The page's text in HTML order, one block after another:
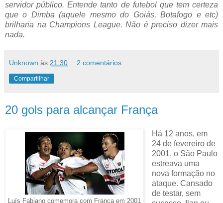
servidor público. Entende tanto de futebol que tem certeza
que o Dimba (aquele mesmo do Goiás, Botafogo e etc)
brilharia na Champions League. Não é preciso dizer mais
nada.
Unknown às 21:30 2 comentários:
Compartilhar
20 gols para alcançar França
Luís Fabiano comemora com França em 2001
Há 12 anos, em
24 de fevereiro de
2001, o São Paulo
estreava uma
nova formação no
ataque. Cansado
de testar, sem